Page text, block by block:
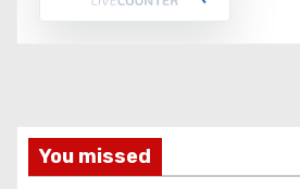
You missed